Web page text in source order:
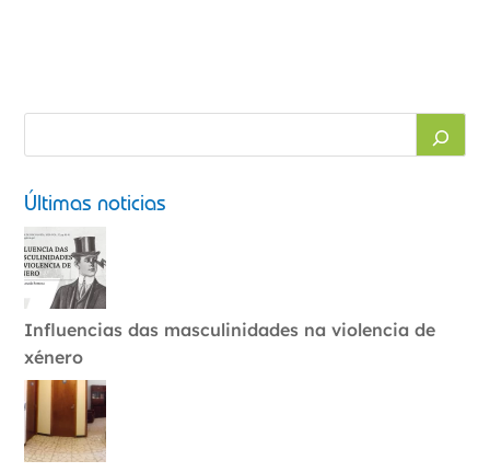
Últimas noticias
Influencias das masculinidades na violencia de
xénero